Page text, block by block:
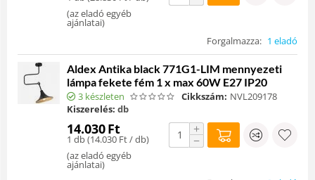
(az eladó egyéb
ajánlatai)
Forgalmazza: 1 eladó
Aldex Antika black 771G1-LIM mennyezeti
lámpa fekete fém 1 x max 60W E27 IP20
3 készleten Cikkszám: NVL209178
Kiszerelés: db
14.030Ft
1 db (14.030 Ft/ db)
(az eladó egyéb
ajánlatai)
+
−